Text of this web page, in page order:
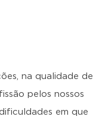
na qualidade de
pelos nossos
em que